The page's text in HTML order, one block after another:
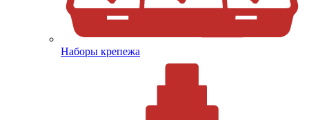
Наборы крепежа